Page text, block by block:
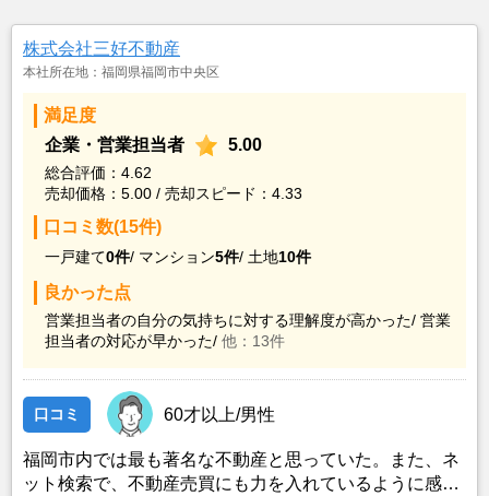
株式会社三好不動産
本社所在地：福岡県福岡市中央区
満足度
企業・営業担当者
5.00
総合評価：4.62
売却価格：5.00 / 売却スピード：4.33
口コミ数(15件)
一戸建て0件/ マンション5件/ 土地10件
良かった点
営業担当者の自分の気持ちに対する理解度が高かった/ 営業
担当者の対応が早かった/ 他：13件
口コミ 60才以上/男性
福岡市内では最も著名な不動産と思っていた。また、ネ
ット検索で、不動産売買にも力を入れているように感じ